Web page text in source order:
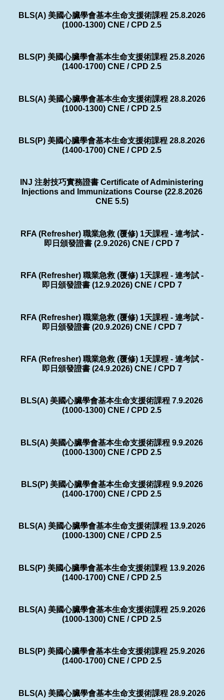
BLS(A) 美國心臟學會基本生命支援術課程 25.8.2026
(1000-1300) CNE / CPD 2.5
BLS(P) 美國心臟學會基本生命支援術課程 25.8.2026
(1400-1700) CNE / CPD 2.5
BLS(A) 美國心臟學會基本生命支援術課程 28.8.2026
(1000-1300) CNE / CPD 2.5
BLS(P) 美國心臟學會基本生命支援術課程 28.8.2026
(1400-1700) CNE / CPD 2.5
INJ 注射技巧實務證書 Certificate of Administering
Injections and Immunizations Course (22.8.2026
CNE 5.5)
RFA (Refresher) 職業急救 (覆修) 1天課程 - 連考試 -
即日頒發證書 (2.9.2026) CNE / CPD 7
RFA (Refresher) 職業急救 (覆修) 1天課程 - 連考試 -
即日頒發證書 (12.9.2026) CNE / CPD 7
RFA (Refresher) 職業急救 (覆修) 1天課程 - 連考試 -
即日頒發證書 (20.9.2026) CNE / CPD 7
RFA (Refresher) 職業急救 (覆修) 1天課程 - 連考試 -
即日頒發證書 (24.9.2026) CNE / CPD 7
BLS(A) 美國心臟學會基本生命支援術課程 7.9.2026
(1000-1300) CNE / CPD 2.5
BLS(A) 美國心臟學會基本生命支援術課程 9.9.2026
(1000-1300) CNE / CPD 2.5
BLS(P) 美國心臟學會基本生命支援術課程 9.9.2026
(1400-1700) CNE / CPD 2.5
BLS(A) 美國心臟學會基本生命支援術課程 13.9.2026
(1000-1300) CNE / CPD 2.5
BLS(P) 美國心臟學會基本生命支援術課程 13.9.2026
(1400-1700) CNE / CPD 2.5
BLS(A) 美國心臟學會基本生命支援術課程 25.9.2026
(1000-1300) CNE / CPD 2.5
BLS(P) 美國心臟學會基本生命支援術課程 25.9.2026
(1400-1700) CNE / CPD 2.5
BLS(A) 美國心臟學會基本生命支援術課程 28.9.2026